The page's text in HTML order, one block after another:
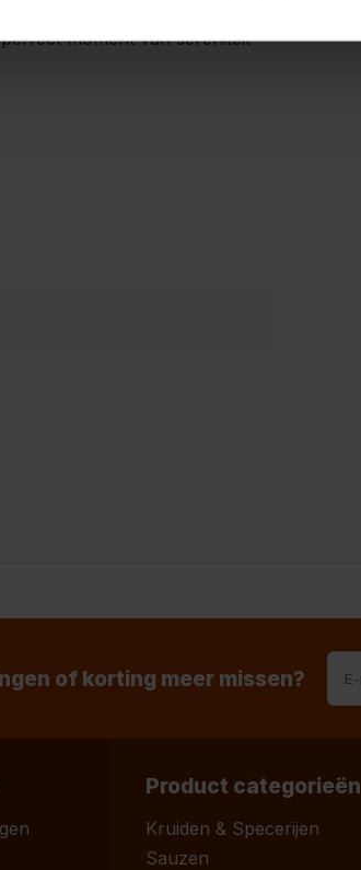
in de middag of een
moment van sereniteit
of korting meer missen?
Product categorieën
Kruiden & Specerijen
Sauzen